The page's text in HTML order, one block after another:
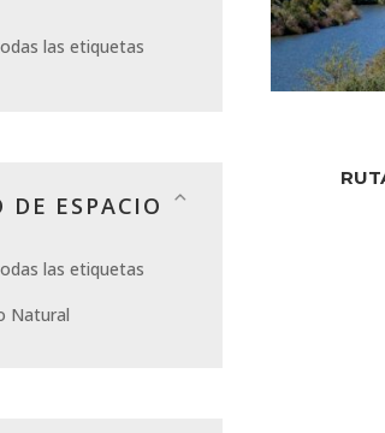
las etiquetas
DE ESPACIO
las etiquetas
Natural